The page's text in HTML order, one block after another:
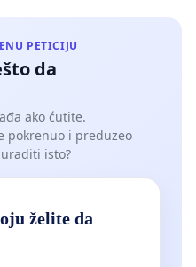
PETICIJU
da
ako ćutite.
pokrenuo i preduzeo
isto?
želite da